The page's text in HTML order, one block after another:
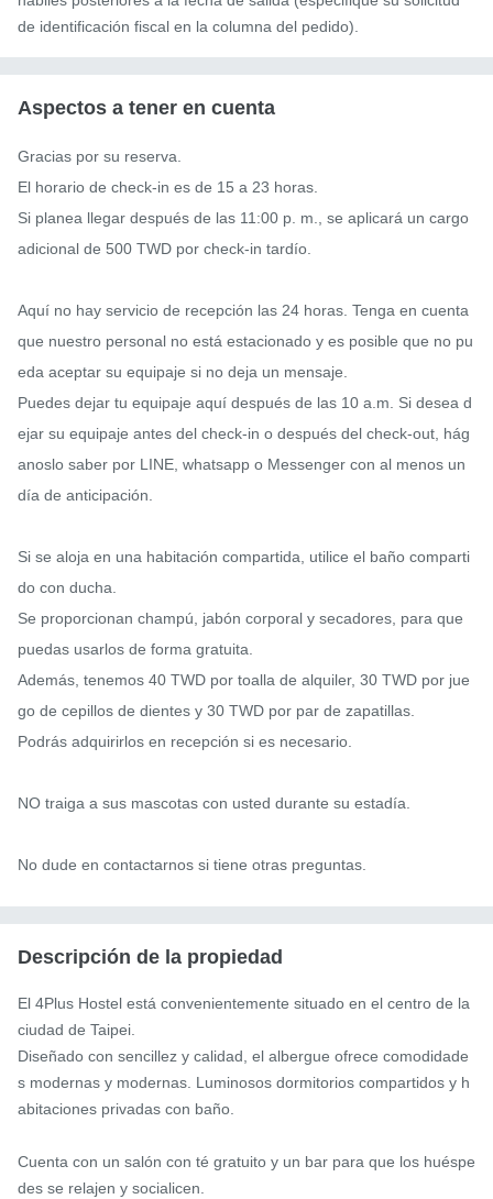
de identificación fiscal en la columna del pedido).
Aspectos a tener en cuenta
Gracias por su reserva.
El horario de check-in es de 15 a 23 horas.
Si planea llegar después de las 11:00 p. m., se aplicará un cargo
adicional de 500 TWD por check-in tardío.
Aquí no hay servicio de recepción las 24 horas. Tenga en cuenta
que nuestro personal no está estacionado y es posible que no pu
eda aceptar su equipaje si no deja un mensaje.
Puedes dejar tu equipaje aquí después de las 10 a.m. Si desea d
ejar su equipaje antes del check-in o después del check-out, hág
anoslo saber por LINE, whatsapp o Messenger con al menos un
día de anticipación.
Si se aloja en una habitación compartida, utilice el baño comparti
do con ducha.
Se proporcionan champú, jabón corporal y secadores, para que
puedas usarlos de forma gratuita.
Además, tenemos 40 TWD por toalla de alquiler, 30 TWD por jue
go de cepillos de dientes y 30 TWD por par de zapatillas.
Podrás adquirirlos en recepción si es necesario.
NO traiga a sus mascotas con usted durante su estadía.
No dude en contactarnos si tiene otras preguntas.
Descripción de la propiedad
El 4Plus Hostel está convenientemente situado en el centro de la
ciudad de Taipei.
Diseñado con sencillez y calidad, el albergue ofrece comodidade
s modernas y modernas. Luminosos dormitorios compartidos y h
abitaciones privadas con baño.
Cuenta con un salón con té gratuito y un bar para que los huéspe
des se relajen y socialicen.